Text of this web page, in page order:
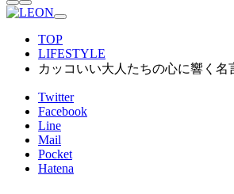
TOP
LIFESTYLE
カッコいい大人たちの心に響く名
Twitter
Facebook
Line
Mail
Pocket
Hatena